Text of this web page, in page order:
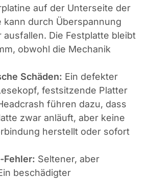
auf der Unterseite der
kann durch Überspannung
ausfallen. Die Festplatte bleibt
obwohl die Mechanik
Schäden: Ein defekter
festsitzende Platter
führen dazu, dass
zwar anläuft, aber keine
herstellt oder sofort
Fehler: Seltener, aber
beschädigter